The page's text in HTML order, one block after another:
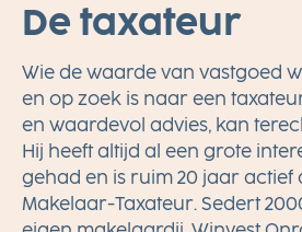
De taxateur
Wie de waarde van vastgoed
en op zoek is naar een
en waardevol advies, kan
Hij heeft altijd al een grote
gehad en is ruim 20 jaar actief
Makelaar-Taxateur. Sedert